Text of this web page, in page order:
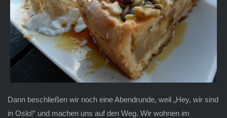
Dann beschließen wir noch eine Abendrunde, weil „Hey, wir sind
in Oslo!“ und machen uns auf den Weg. Wir wohnen im